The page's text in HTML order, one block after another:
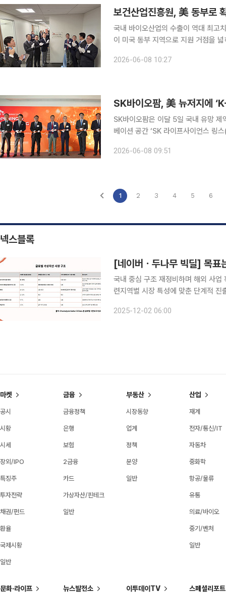
보건산업진흥원, 美 동부로
국내 바이오산업의 수출이 역대 최고
이 미국 동부 지역으로 지원 거점을
데 이어 SK바이오팜, 재미한인제약
2026-06-08 10:27
SK바이오팜, 美 뉴저지에
SK바이오팜은 이달 5일 국내 유망 제
베이션 공간 ‘SK 라이프사이언스
공간 120평, 개별 집무실 10개, 회
2026-06-08 09:51
1 2 3 4 5 6
넥스블록
[네이버ㆍ두나무 빅딜] 목표
국내 중심 구조 재정비하며 해외 사
련지역별 시장 특성에 맞춘 단계적 진출 전략 부상 네이버와 두나무의 합
두나무가 플랫폼 금융 기업 네이버와
2025-12-02 06:00
마켓
공시
시황
시세
장외/IPO
특징주
투자전략
채권/펀드
환율
국제시황
일반
금융
금융정책
은행
보험
2금융
카드
가상자산/핀테크
일반
부동산
시장동향
업계
정책
분양
일반
산업
재계
전자/통신/IT
자동차
중화학
항공/물류
유통
의료/바이오
중기/벤처
일반
문화·라이프 뉴스발전소 이투데이TV 스페셜리포트